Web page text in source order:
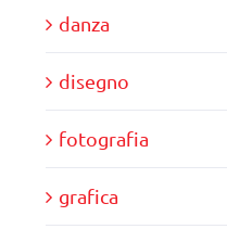
danza
disegno
fotografia
grafica